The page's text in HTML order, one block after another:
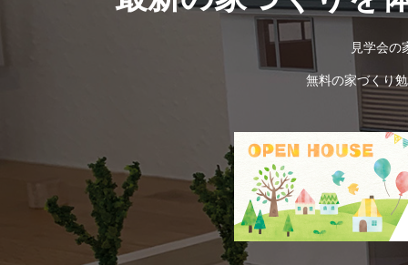
見学会の
無料の家づくり